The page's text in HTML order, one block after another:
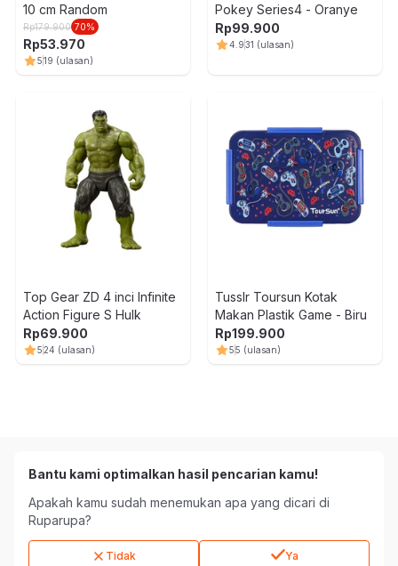
10 cm Random
Rp179.900 70%
Rp53.970
519 (ulasan)
Pokey Series4 - Oranye
Rp99.900
4.931 (ulasan)
Top Gear ZD 4 inci Infinite
Action Figure S Hulk
Rp69.900
524 (ulasan)
Tusslr Toursun Kotak
Makan Plastik Game - Biru
Rp199.900
55 (ulasan)
Bantu kami optimalkan hasil pencarian kamu!
Apakah kamu sudah menemukan apa yang dicari di
Ruparupa?
Tidak Ya